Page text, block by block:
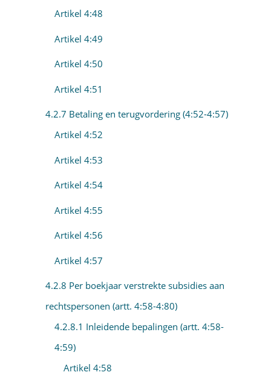
Artikel 4:48
Artikel 4:49
Artikel 4:50
Artikel 4:51
4.2.7 Betaling en terugvordering (4:52-4:57)
Artikel 4:52
Artikel 4:53
Artikel 4:54
Artikel 4:55
Artikel 4:56
Artikel 4:57
4.2.8 Per boekjaar verstrekte subsidies aan
rechtspersonen (artt. 4:58-4:80)
4.2.8.1 Inleidende bepalingen (artt. 4:58-
4:59)
Artikel 4:58